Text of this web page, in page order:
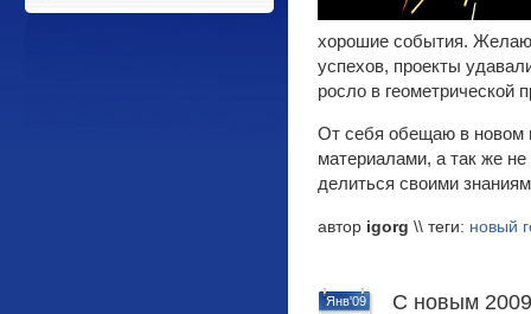
хорошие события.
успехов, проекты
росло в геометрической
От себя обещаю в новом
материалами, а так же
делиться своими
автор igorg \\ теги: новый
Янв'09 C новым